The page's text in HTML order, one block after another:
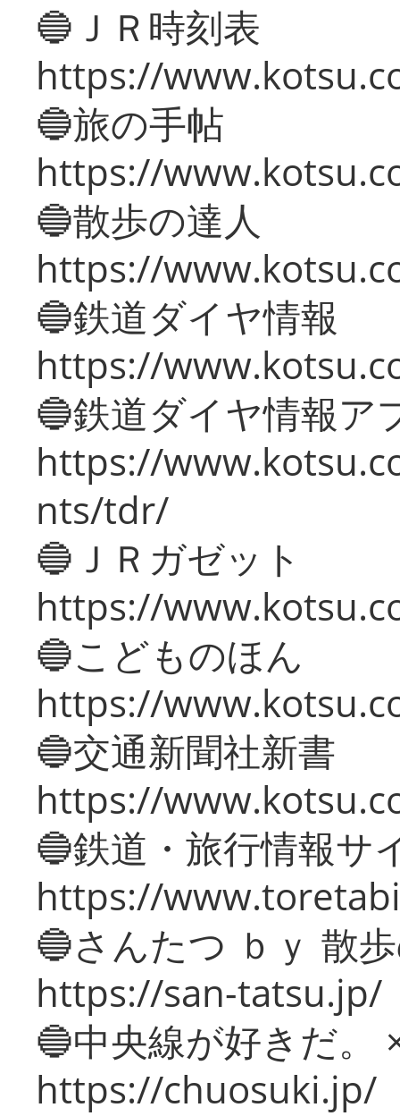
🔵ＪＲ時刻表
https://
🔵旅の手帖
https://
🔵散歩の達人
https://
🔵鉄道ダイヤ情報
https://
🔵鉄道ダイヤ情報ア
https://
nts/tdr/
🔵ＪＲガゼット
https://
🔵こどものほん
https://
🔵交通新聞社新書
https://
🔵鉄道・旅行情報サ
https://
🔵さんたつ ｂｙ 散
https://san-tatsu.jp/
🔵中央線が好きだ。
https://chuosuki.jp/